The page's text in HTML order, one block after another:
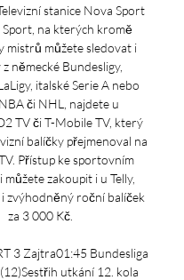
stanice Nova Sport
Sport, na kterých kromě
mistrů můžete sledovat i
německé Bundesligy,
italské Serie A nebo
či NHL, najdete u
TV či T-Mobile TV, který
balíčky přejmenoval na
Přístup ke sportovním
můžete zakoupit i u Telly,
zvýhodněný roční balíček
za 3 000 Kč.
3 Zajtra01:45 Bundesliga
utkání 12. kola